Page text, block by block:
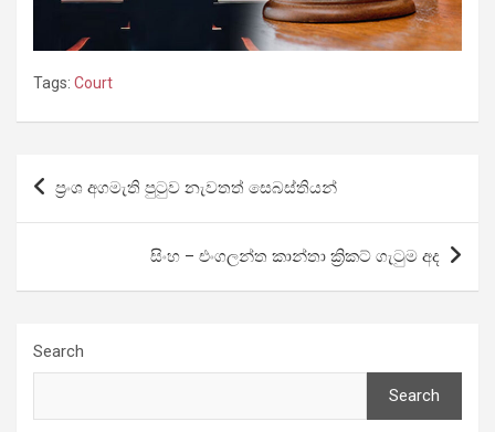
Tags: Court
Post
navigation
ප්‍රංශ අගමැති පුටුව නැවතත් සෙබස්තියන්
සිංහ – එංගලන්ත කාන්තා ක්‍රිකට් ගැටුම අද
Search
Search